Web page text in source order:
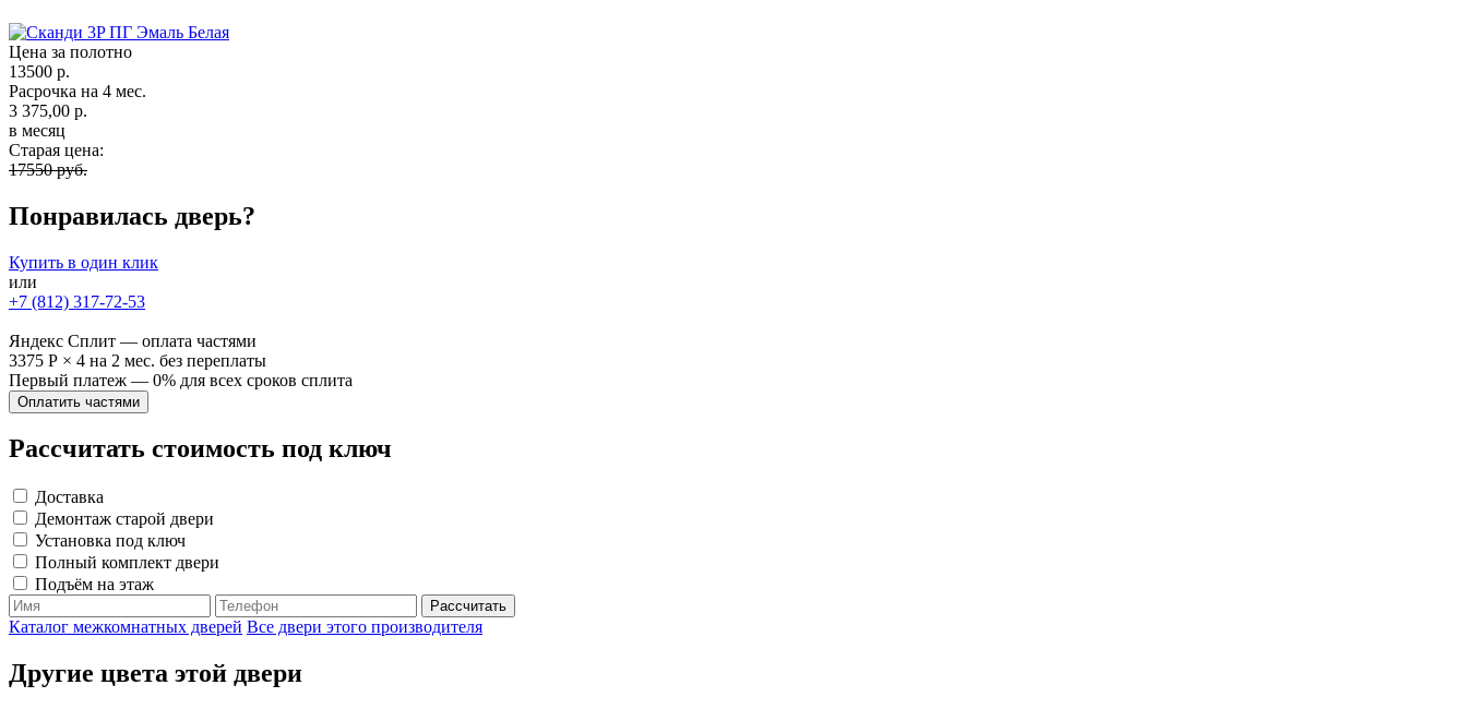
Цена за полотно
13500 р.
Расрочка на 4 мес.
3 375,00 р.
в месяц
Старая цена:
17550 руб.
Понравилась дверь?
Купить в один клик
или
+7 (812) 317-72-53
Яндекс Сплит — оплата частями
3375 Р × 4 на 2 мес. без переплаты
Первый платеж — 0% для всех сроков сплита
Оплатить частями
Рассчитать стоимость под ключ
Доставка
Демонтаж старой двери
Установка под ключ
Полный комплект двери
Подъём на этаж
Каталог межкомнатных дверей Все двери этого производителя
Другие цвета этой двери